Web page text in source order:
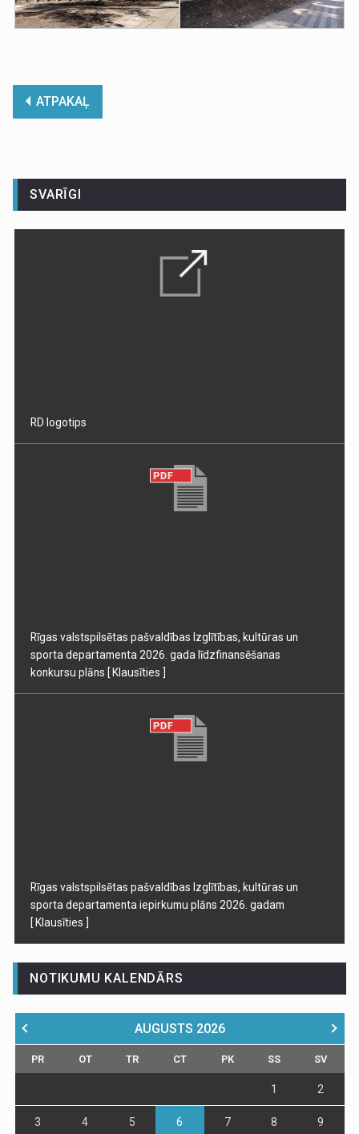
ATPAKAĻ
SVARĪGI
RD logotips
Rīgas valstspilsētas pašvaldības Izglītības, kultūras un
sporta departamenta 2026. gada līdzfinansēšanas
konkursu plāns [ Klausīties ]
Rīgas valstspilsētas pašvaldības Izglītības, kultūras un
sporta departamenta iepirkumu plāns 2026. gadam
[ Klausīties ]
NOTIKUMU KALENDĀRS
AUGUSTS 2026
PR OT TR CT PK SS SV
1 2
3 4 5 6 7 8 9